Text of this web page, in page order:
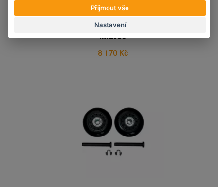
Stavitelné přepážky
Peli STORM CASE™ se
suchým zipem pro
iM2950
8 170 Kč
Přijmout vše
Nastavení